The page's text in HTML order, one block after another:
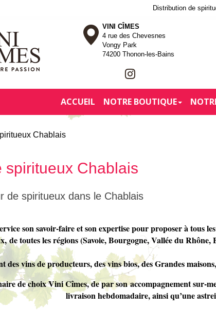
Distribution de
VINI CÎMES
4 rue des Chevesnes
Vongy Park
74200 Thonon-les-Bains
ACCUEIL NOTRE BOUTIQUE
Chablais
spiritueux Chablais
de spiritueux dans le Chablais
son savoir-faire et son expertise pour proposer à tous
de toutes les régions (Savoie, Bourgogne, Vallée du
des vins de producteurs, des vins bios, des Grandes
de choix Vini Cîmes, de par son accompagnement sur-
livraison hebdomadaire, ainsi qu’une